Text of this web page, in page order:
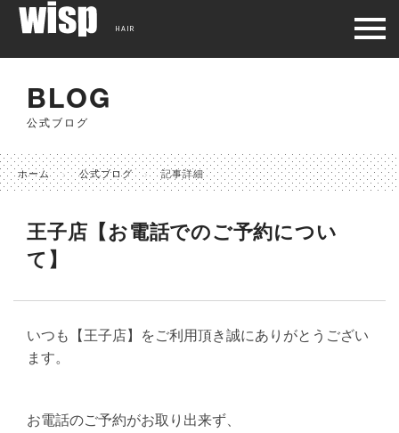
BLOG
公式ブログ
ホーム 公式ブログ 記事詳細
王子店【お電話でのご予約につい
て】
いつも【王子店】をご利用頂き誠にありがとうござい
ます。
お電話のご予約がお取り出来ず、
HAIR